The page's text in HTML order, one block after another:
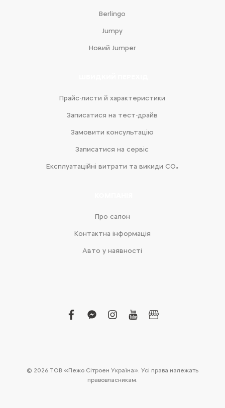
Berlingo
Jumpy
Новий Jumper
Прайс-листи й характеристики
Записатися на тест-драйв
Замовити консультацію
Записатися на сервіс
Експлуатаційні витрати та викиди CO₂
Про салон
Контактна інформація
Авто у наявності
facebook
facebook-
instagram
youtubebusiness
© 2026 ТОВ «Пежо Сітроен Україна». Усі права належать
правовласникам.